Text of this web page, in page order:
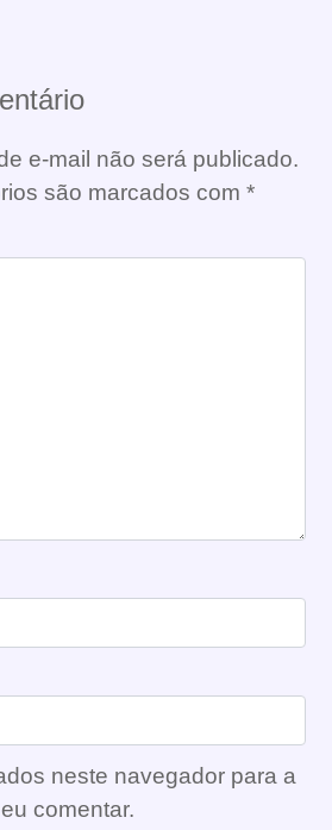
e-mail não será publicado.
são marcados com *
neste navegador para a
comentar.